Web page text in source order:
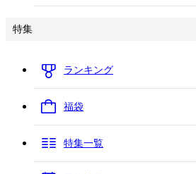
特集
ランキング
福袋
特集一覧